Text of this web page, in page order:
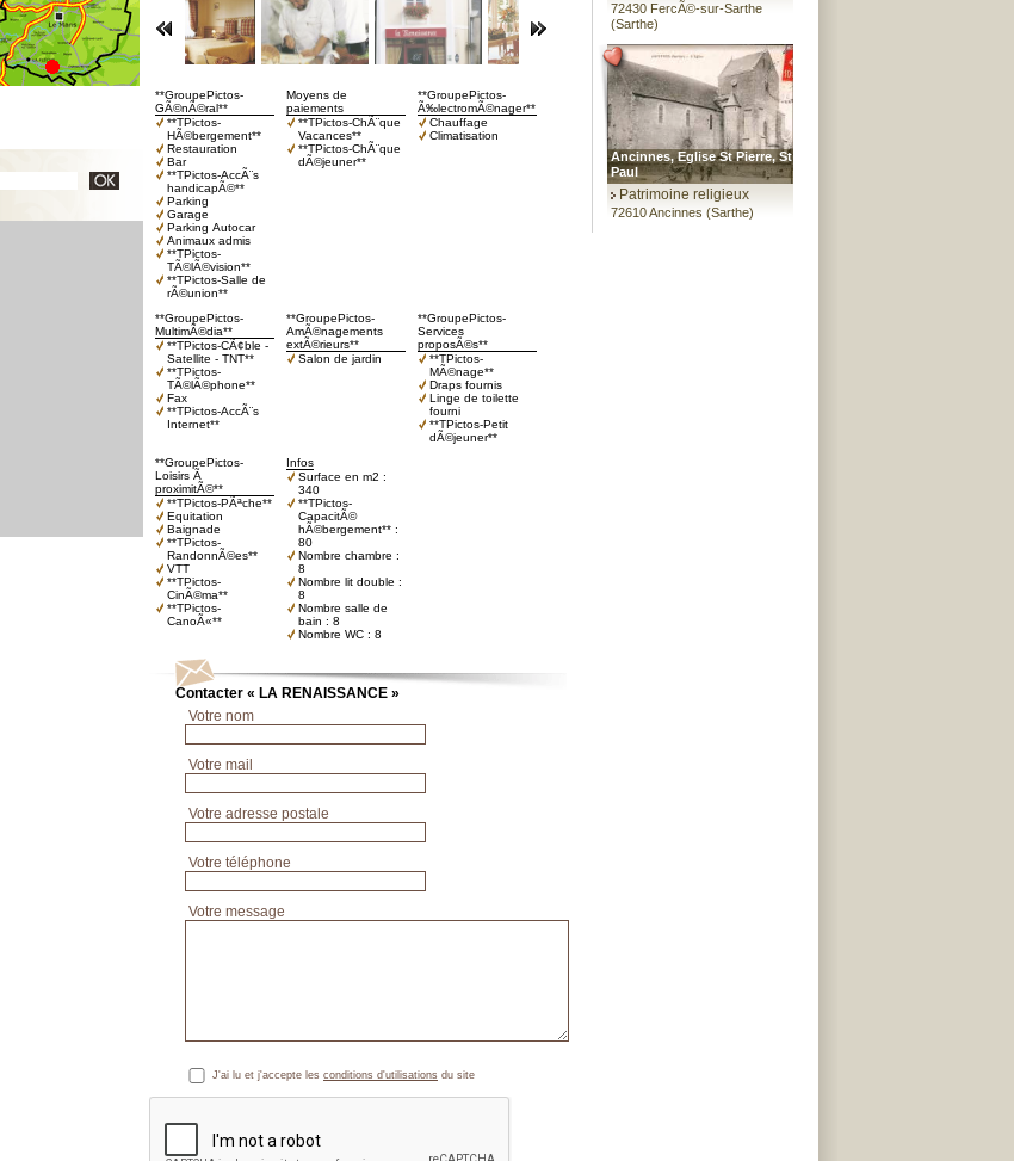
**GroupePictos-
GÃ©nÃ©ral**
**TPictos-
HÃ©bergement**
Restauration
Bar
**TPictos-AccÃ¨s
handicapÃ©**
Parking
Garage
Parking Autocar
Animaux admis
**TPictos-
TÃ©lÃ©vision**
**TPictos-Salle de
rÃ©union**
Moyens de
paiements
**TPictos-ChÃ¨que
Vacances**
**TPictos-ChÃ¨que
dÃ©jeuner**
**GroupePictos-
Ã‰lectromÃ©nager**
Chauffage
Climatisation
**GroupePictos-
MultimÃ©dia**
**TPictos-CÃ¢ble -
Satellite - TNT**
**TPictos-
TÃ©lÃ©phone**
Fax
**TPictos-AccÃ¨s
Internet**
**GroupePictos-
AmÃ©nagements
extÃ©rieurs**
Salon de jardin
**GroupePictos-
Services
proposÃ©s**
**TPictos-
MÃ©nage**
Draps fournis
Linge de toilette
fourni
**TPictos-Petit
dÃ©jeuner**
**GroupePictos-
Loisirs Ã
proximitÃ©**
**TPictos-PÃªche**
Equitation
Baignade
**TPictos-
RandonnÃ©es**
VTT
**TPictos-
CinÃ©ma**
**TPictos-
CanoÃ«**
Infos
Surface en m2 :
340
**TPictos-
CapacitÃ©
hÃ©bergement** :
80
Nombre chambre :
8
Nombre lit double :
8
Nombre salle de
bain : 8
Nombre WC : 8
Contacter « LA RENAISSANCE »
Votre nom
Votre mail
Votre adresse postale
Votre téléphone
Votre message
J'ai lu et j'accepte les conditions d'utilisations du site
72430 FercÃ©-sur-Sarthe
(Sarthe)
Ancinnes, Eglise St Pierre, St
Paul
Patrimoine religieux
72610 Ancinnes (Sarthe)